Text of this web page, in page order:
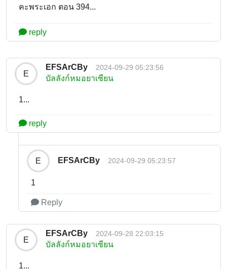
คะพระเอก ตอน 394...
reply
E
EFSArCBy 2024-09-29 05:23:56
บัลลังก์หมอยาเซียน
1...
reply
E EFSArCBy 2024-09-29 05:23:57
1
Reply
E
EFSArCBy 2024-09-28 22:03:15
บัลลังก์หมอยาเซียน
1...